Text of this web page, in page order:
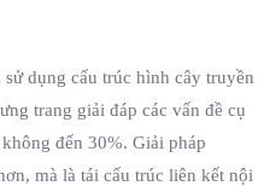
dụng cấu trúc hình cây truyền
trang giải đáp các vấn đề cụ
đến 30%. Giải pháp
mà là tái cấu trúc liên kết nội